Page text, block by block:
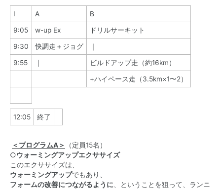
Ⅰ A B
9:05 w-up Ex ドリルサーキット
9:30 快調走＋ジョグ ｜
9:55 ｜ ビルドアップ走（約16km）
+ハイペース走（3.5km×1〜2）
12:05 終了
＜プログラムA＞
（定員15名）
○ウォーミングアップエクササイズ
このエクササイズは、
ウォーミングアップでもあり、
フォームの改善につながるように 、ということを狙って、ランニ